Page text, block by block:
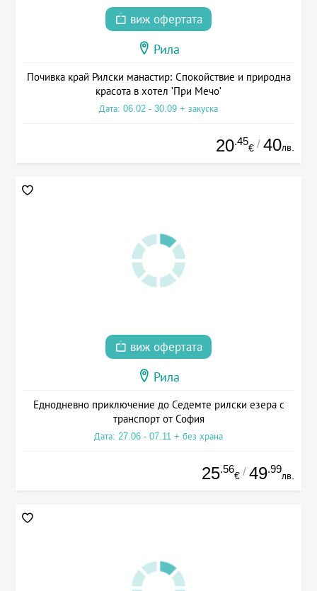
виж офертата
Рила
Почивка край Рилски манастир: Спокойствие и природна
красота в хотел 'При Мечо'
Дата: 06.02 - 30.09 + закуска
20.45
€ / 40лв.
виж офертата
Рила
Еднодневно приключение до Седемте рилски езера с
транспорт от София
Дата: 27.06 - 07.11 + без храна
25.56
€ / 49.99
лв.